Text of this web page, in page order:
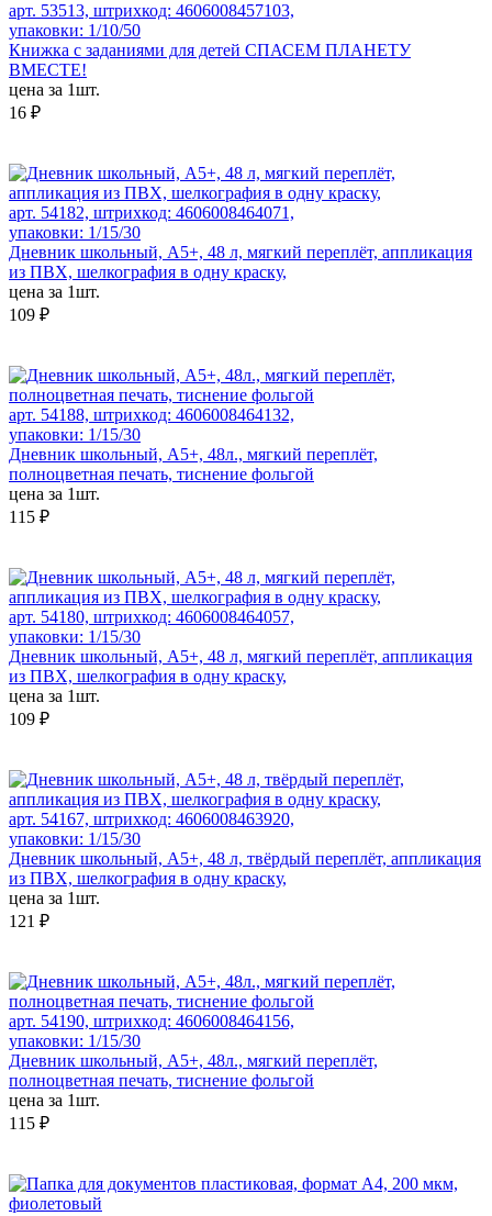
арт. 53513, штрихкод: 4606008457103,
упаковки: 1/10/50
Книжка с заданиями для детей СПАСЕМ ПЛАНЕТУ
ВМЕСТЕ!
цена за 1шт.
16 ₽
арт. 54182, штрихкод: 4606008464071,
упаковки: 1/15/30
Дневник школьный, А5+, 48 л, мягкий переплёт, аппликация
из ПВХ, шелкография в одну краску,
цена за 1шт.
109 ₽
арт. 54188, штрихкод: 4606008464132,
упаковки: 1/15/30
Дневник школьный, А5+, 48л., мягкий переплёт,
полноцветная печать, тиснение фольгой
цена за 1шт.
115 ₽
арт. 54180, штрихкод: 4606008464057,
упаковки: 1/15/30
Дневник школьный, А5+, 48 л, мягкий переплёт, аппликация
из ПВХ, шелкография в одну краску,
цена за 1шт.
109 ₽
арт. 54167, штрихкод: 4606008463920,
упаковки: 1/15/30
Дневник школьный, А5+, 48 л, твёрдый переплёт, аппликация
из ПВХ, шелкография в одну краску,
цена за 1шт.
121 ₽
арт. 54190, штрихкод: 4606008464156,
упаковки: 1/15/30
Дневник школьный, А5+, 48л., мягкий переплёт,
полноцветная печать, тиснение фольгой
цена за 1шт.
115 ₽